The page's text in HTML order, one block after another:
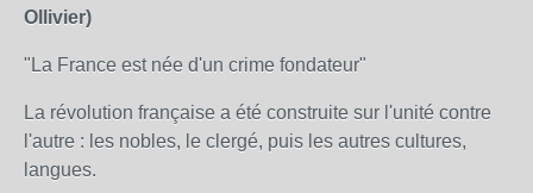
Ollivier)
"La France est née d'un crime fondateur"
La révolution française a été construite sur l'unité contre
l'autre : les nobles, le clergé, puis les autres cultures,
langues.